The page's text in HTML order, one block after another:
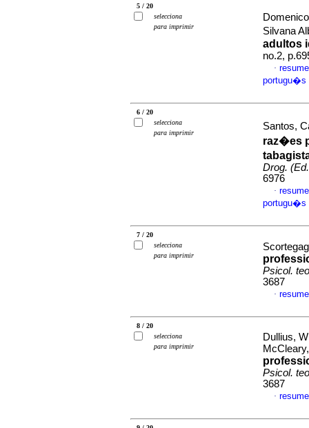
5 / 20
selecciona
para imprimir
Silvana
adultos
no.2,
·
portugu�s
6 / 20
selecciona
para imprimir
Santos,
raz�es
Drog.
6976
·
portugu�s
7 / 20
selecciona
para imprimir
Psicol.
3687
·
8 / 20
selecciona
para imprimir
Dullius,
Psicol.
3687
·